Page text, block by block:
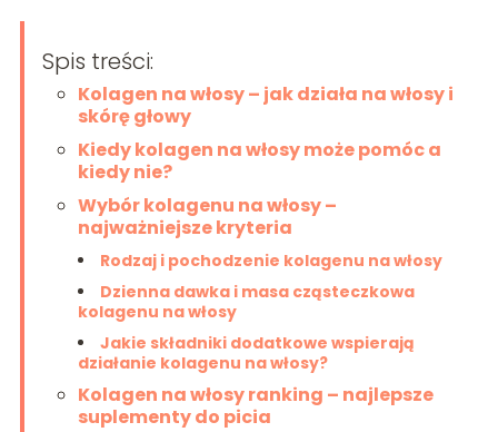
Spis treści:
Kolagen na włosy – jak działa na włosy i
skórę głowy
Kiedy kolagen na włosy może pomóc a
kiedy nie?
Wybór kolagenu na włosy –
najważniejsze kryteria
Rodzaj i pochodzenie kolagenu na włosy
Dzienna dawka i masa cząsteczkowa
kolagenu na włosy
Jakie składniki dodatkowe wspierają
działanie kolagenu na włosy?
Kolagen na włosy ranking – najlepsze
suplementy do picia